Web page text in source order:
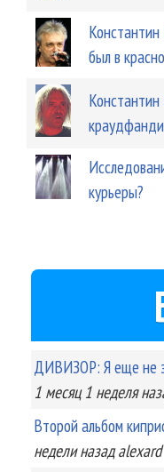
был в
курьеры?
ДИВИЗОР: Я еще не
1 месяц 1 неделя
Второй альбом
неделиназад alexard